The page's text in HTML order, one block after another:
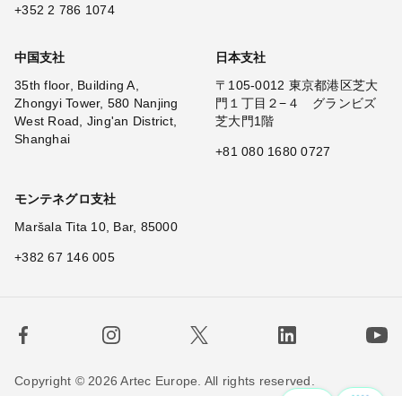
+352 2 786 1074
中国支社
35th floor, Building A,
Zhongyi Tower, 580 Nanjing
West Road, Jing'an District,
Shanghai
日本支社
〒105-0012 東京都港区芝大
門１丁目２−４ グランビズ
芝大門1階
+81 080 1680 0727
モンテネグロ支社
Maršala Tita 10, Bar, 85000
+382 67 146 005
Copyright © 2026 Artec Europe. All rights reserved.